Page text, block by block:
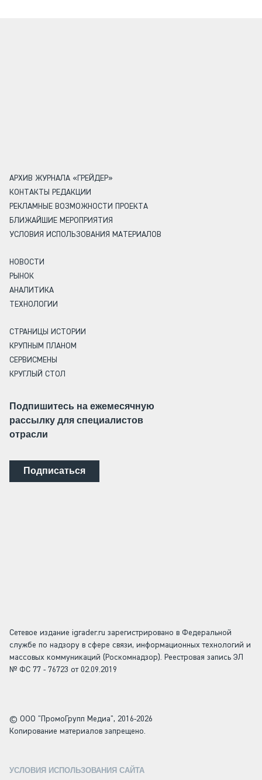
АРХИВ ЖУРНАЛА «ГРЕЙДЕР»
КОНТАКТЫ РЕДАКЦИИ
РЕКЛАМНЫЕ ВОЗМОЖНОСТИ ПРОЕКТА
БЛИЖАЙШИЕ МЕРОПРИЯТИЯ
УСЛОВИЯ ИСПОЛЬЗОВАНИЯ МАТЕРИАЛОВ
НОВОСТИ
РЫНОК
АНАЛИТИКА
ТЕХНОЛОГИИ
СТРАНИЦЫ ИСТОРИИ
КРУПНЫМ ПЛАНОМ
СЕРВИСМЕНЫ
КРУГЛЫЙ СТОЛ
Подпишитесь на ежемесячную
рассылку для специалистов
отрасли
Подписаться
Сетевое издание igrader.ru зарегистрировано в Федеральной
службе по надзору в сфере связи, информационных технологий и
массовых коммуникаций (Роскомнадзор). Реестровая запись ЭЛ
№ ФС 77 - 76723 от 02.09.2019
© ООО "ПромоГрупп Медиа", 2016-2026
Копирование материалов запрещено.
УСЛОВИЯ ИСПОЛЬЗОВАНИЯ САЙТА